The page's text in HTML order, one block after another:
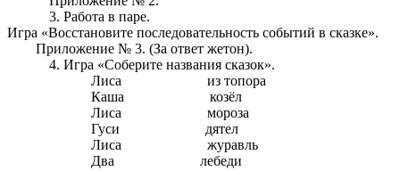
3. Работа в паре.
Игра «Восстановите последовательность событий в сказке».
Приложение № 3. (За ответ жетон).
4. Игра «Соберите названия сказок».
Лиса из топора
Каша козёл
Лиса мороза
Гуси дятел
Лиса журавль
Два лебеди